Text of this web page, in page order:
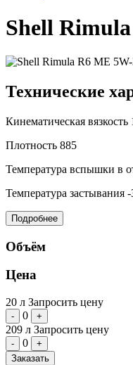
Shell
Технические
Кинематическая вязкость
Плотность 885
Температура вспышки в
Температура застывания -
Подробнее
Объём
Цена
20 л Запросить цену
- 0 +
209 л Запросить цену
- 0
+
Заказать